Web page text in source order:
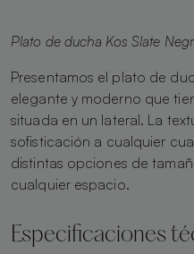
Plato de ducha Kos Slate
Presentamos el plato de
elegante y moderno que
situada en un lateral. La
sofisticación a cualquier
distintas opciones de
cualquier espacio.
Especificaciones